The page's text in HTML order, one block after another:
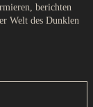
berichten
Welt des Dunklen